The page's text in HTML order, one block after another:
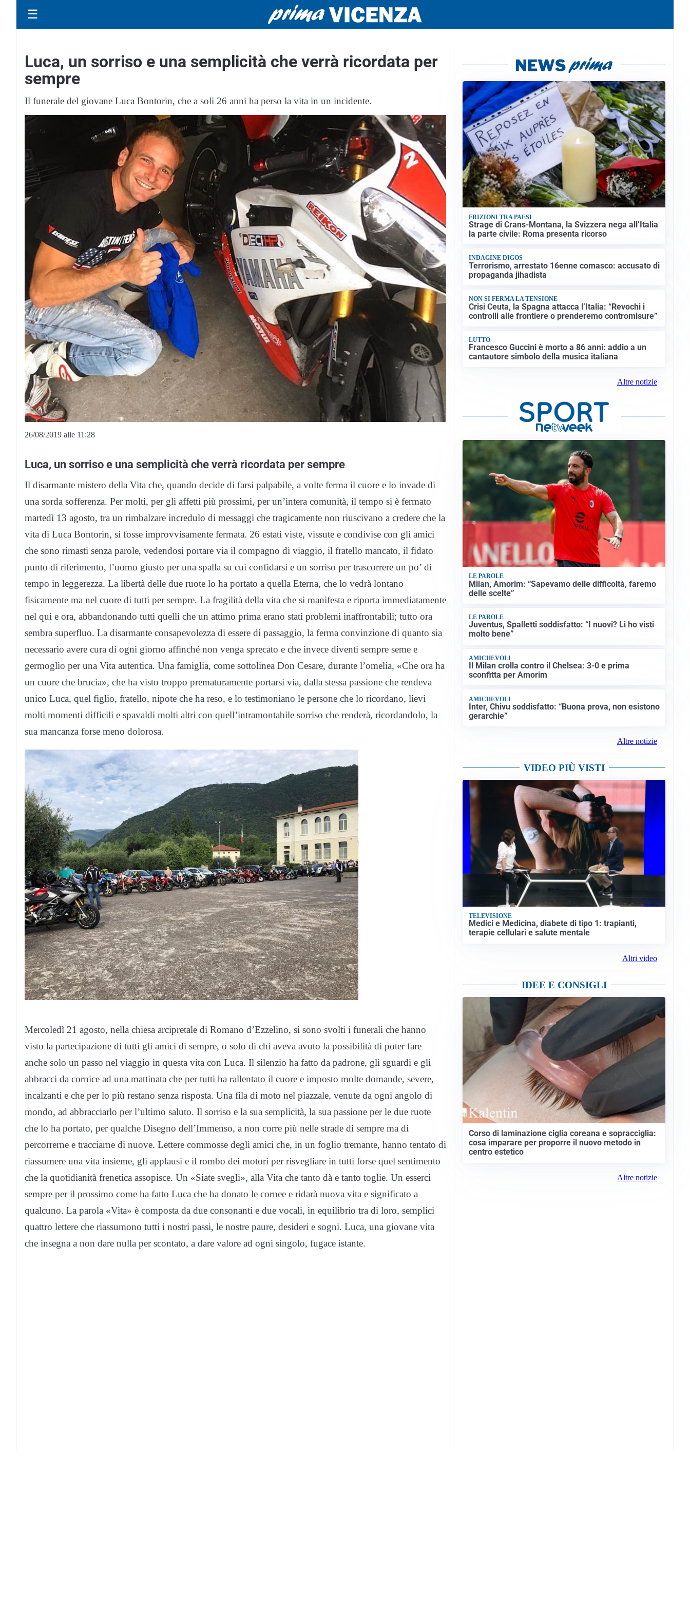
☰
Luca, un sorriso e una semplicità che verrà ricordata per
sempre
Il funerale del giovane Luca Bontorin, che a soli 26 anni ha perso la vita in un incidente.
26/08/2019 alle 11:28
Luca, un sorriso e una semplicità che verrà ricordata per sempre
Il disarmante mistero della Vita che, quando decide di farsi palpabile, a volte ferma il cuore e lo invade di
una sorda sofferenza. Per molti, per gli affetti più prossimi, per un’intera comunità, il tempo si è fermato
martedì 13 agosto, tra un rimbalzare incredulo di messaggi che tragicamente non riuscivano a credere che la
vita di Luca Bontorin, si fosse improvvisamente fermata. 26 estati viste, vissute e condivise con gli amici
che sono rimasti senza parole, vedendosi portare via il compagno di viaggio, il fratello mancato, il fidato
punto di riferimento, l’uomo giusto per una spalla su cui confidarsi e un sorriso per trascorrere un po’ di
tempo in leggerezza. La libertà delle due ruote lo ha portato a quella Eterna, che lo vedrà lontano
fisicamente ma nel cuore di tutti per sempre. La fragilità della vita che si manifesta e riporta immediatamente
nel qui e ora, abbandonando tutti quelli che un attimo prima erano stati problemi inaffrontabili; tutto ora
sembra superfluo. La disarmante consapevolezza di essere di passaggio, la ferma convinzione di quanto sia
necessario avere cura di ogni giorno affinché non venga sprecato e che invece diventi sempre seme e
germoglio per una Vita autentica. Una famiglia, come sottolinea Don Cesare, durante l’omelia, «Che ora ha
un cuore che brucia», che ha visto troppo prematuramente portarsi via, dalla stessa passione che rendeva
unico Luca, quel figlio, fratello, nipote che ha reso, e lo testimoniano le persone che lo ricordano, lievi
molti momenti difficili e spavaldi molti altri con quell’intramontabile sorriso che renderà, ricordandolo, la
sua mancanza forse meno dolorosa.
Mercoledì 21 agosto, nella chiesa arcipretale di Romano d’Ezzelino, si sono svolti i funerali che hanno
visto la partecipazione di tutti gli amici di sempre, o solo di chi aveva avuto la possibilità di poter fare
anche solo un passo nel viaggio in questa vita con Luca. Il silenzio ha fatto da padrone, gli sguardi e gli
abbracci da cornice ad una mattinata che per tutti ha rallentato il cuore e imposto molte domande, severe,
incalzanti e che per lo più restano senza risposta. Una fila di moto nel piazzale, venute da ogni angolo di
mondo, ad abbracciarlo per l’ultimo saluto. Il sorriso e la sua semplicità, la sua passione per le due ruote
che lo ha portato, per qualche Disegno dell’Immenso, a non corre più nelle strade di sempre ma di
percorrerne e tracciarne di nuove. Lettere commosse degli amici che, in un foglio tremante, hanno tentato di
riassumere una vita insieme, gli applausi e il rombo dei motori per risvegliare in tutti forse quel sentimento
che la quotidianità frenetica assopisce. Un «Siate svegli», alla Vita che tanto dà e tanto toglie. Un esserci
sempre per il prossimo come ha fatto Luca che ha donato le cornee e ridarà nuova vita e significato a
qualcuno. La parola «Vita» è composta da due consonanti e due vocali, in equilibrio tra di loro, semplici
quattro lettere che riassumono tutti i nostri passi, le nostre paure, desideri e sogni. Luca, una giovane vita
che insegna a non dare nulla per scontato, a dare valore ad ogni singolo, fugace istante.
FRIZIONI TRA PAESI
Strage di Crans-Montana, la Svizzera nega all’Italia
la parte civile: Roma presenta ricorso
INDAGINE DIGOS
Terrorismo, arrestato 16enne comasco: accusato di
propaganda jihadista
NON SI FERMA LA TENSIONE
Crisi Ceuta, la Spagna attacca l’Italia: “Revochi i
controlli alle frontiere o prenderemo contromisure”
LUTTO
Francesco Guccini è morto a 86 anni: addio a un
cantautore simbolo della musica italiana
Altre notizie
LE PAROLE
Milan, Amorim: “Sapevamo delle difficoltà, faremo
delle scelte”
LE PAROLE
Juventus, Spalletti soddisfatto: “I nuovi? Li ho visti
molto bene”
AMICHEVOLI
Il Milan crolla contro il Chelsea: 3-0 e prima
sconfitta per Amorim
AMICHEVOLI
Inter, Chivu soddisfatto: “Buona prova, non esistono
gerarchie”
Altre notizie
VIDEO PIÙ VISTI
TELEVISIONE
Medici e Medicina, diabete di tipo 1: trapianti,
terapie cellulari e salute mentale
Altri video
IDEE E CONSIGLI
Corso di laminazione ciglia coreana e sopracciglia:
cosa imparare per proporre il nuovo metodo in
centro estetico
Altre notizie